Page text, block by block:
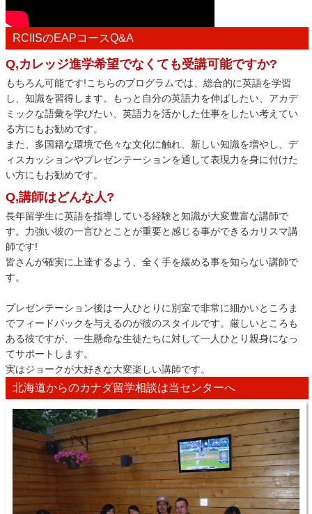
RCIISのEAPコースQ&A
Q,カレッジ進学希望でなくても受講可能ですか?
もちろん可能です!こちらのプログラムでは、総合的に英語を学習
し、知識を習得します。もっと自分の英語力を伸ばしたい、アカデ
ミックな語彙を学びたい、英語力を活かした仕事をしたい考えてい
る方にもお勧めです。
また、多国籍な環境で色々な文化に触れ、新しい知識を増やし、デ
ィスカッションやプレゼンテーションを通して表現力を身に付けた
い方にもお勧めです。
Q,講師はどんな人?
長年留学生に英語を指導している経験と知識が大変豊富な講師で
す。力強い彼の一言ひとことが重要と感じる事ができるカリスマ講
師です!
皆さんが確実に上達するよう、全く手を緩める事を知らない講師で
す。
プレゼンテーション後は一人ひとりに別室で非常に細かいところま
でフィードバックを与えるのが彼のスタイルです。厳しいところも
ある彼ですが、一生懸命な生徒たちに対して一人ひとり親身になっ
てサポートします。
実はジョークが大好きな大変楽しい講師です。
北海道からのカナダ留学相談は当センターへ